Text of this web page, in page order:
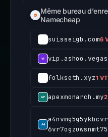
Même bureau
Namecheap
suisseigb.com6
vip.ashoo.vegas
folkseth.xyz1 VT
apexmonarch.my